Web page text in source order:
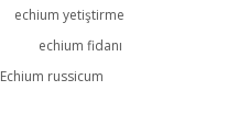
echium yetiştirme
echium fidanı
Echium russicum